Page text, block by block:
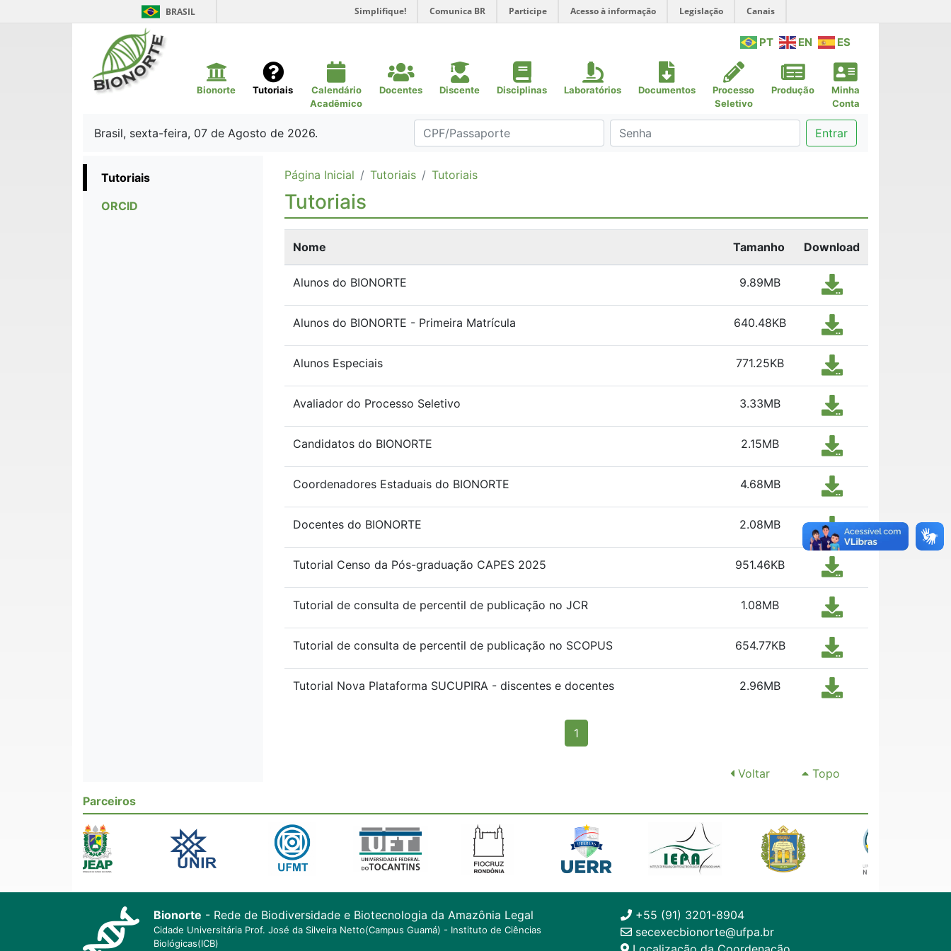
BRASIL Simplifique! Comunica BR Participe Acesso à informação Legislação Canais
PT EN ES
Bionorte Tutoriais
Calendário
Acadêmico
Docentes Discente Disciplinas Laboratórios Documentos
Processo
Seletivo
Produção
Minha
Conta
Brasil, sexta-feira, 07 de Agosto de 2026. Entrar
Tutoriais
ORCID
Página Inicial Tutoriais Tutoriais
Tutoriais
Nome Tamanho Download
Alunos do BIONORTE 9.89MB
Alunos do BIONORTE - Primeira Matrícula 640.48KB
Alunos Especiais 771.25KB
Avaliador do Processo Seletivo 3.33MB
Candidatos do BIONORTE 2.15MB
Coordenadores Estaduais do BIONORTE 4.68MB
Docentes do BIONORTE 2.08MB
Tutorial Censo da Pós-graduação CAPES 2025 951.46KB
Tutorial de consulta de percentil de publicação no JCR 1.08MB
Tutorial de consulta de percentil de publicação no SCOPUS 654.77KB
Tutorial Nova Plataforma SUCUPIRA - discentes e docentes 2.96MB
1
Voltar
Topo
Parceiros
Bionorte - Rede de Biodiversidade e Biotecnologia da Amazônia Legal
Cidade Universitária Prof. José da Silveira Netto(Campus Guamá) - Instituto de Ciências
Biológicas(ICB)
+55 (91) 3201-8904
secexecbionorte@ufpa.br